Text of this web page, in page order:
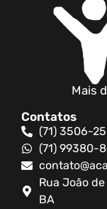
Mais
Contatos
(71) 3506-
(71) 99380-
Rua João
BA